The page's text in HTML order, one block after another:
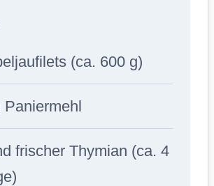
(ca. 600 g)
Paniermehl
frischer Thymian (ca. 4